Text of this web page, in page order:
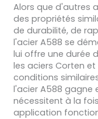
Alors que d'autres
des propriétés
de durabilité, de
l'acier A588 se
lui offre une durée
les aciers Corten
conditions
l'acier A588 gagne
nécessitent à la
application